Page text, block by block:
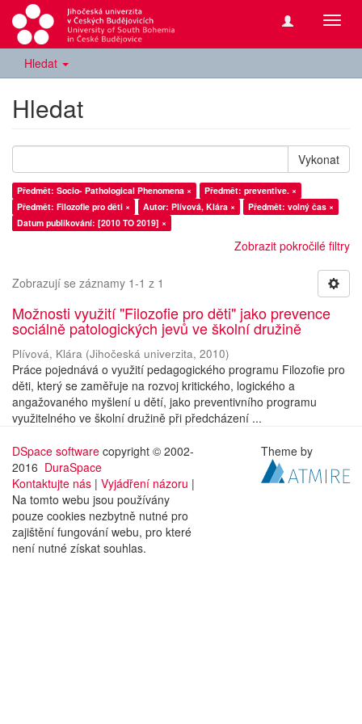
Hledat
Hledat
Vykonat
Předmět: Socio- Pathological Phenomena ×
Předmět: preventive. ×
Předmět: Filozofie pro děti ×
Autor: Plívová, Klára ×
Předmět: volný čas ×
Datum publikování: [2010 TO 2019] ×
Zobrazit pokročilé filtry
Zobrazují se záznamy 1-1 z 1
Možnosti využití "Filozofie pro děti" jako prevence
sociálně patologických jevů ve školní družině
Plívová, Klára (Jihočeská univerzita, 2010)
Práce pojednává o využití pedagogického programu Filozofie pro
děti, který se zaměřuje na rozvoj kritického, logického a
angažovaného myšlení u dětí, jako preventivního programu
využitelného ve školní družině při předcházení ...
DSpace software copyright © 2002-
2016 DuraSpace
Kontaktujte nás | Vyjádření názoru |
Na tomto webu jsou používány
pouze cookies nezbytně nutné pro
zajištění fungování webu, pro které
není nutné získat souhlas.
Theme by